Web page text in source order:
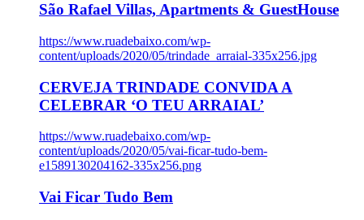
São Rafael Villas, Apartments & GuestHouse
https://www.ruadebaixo.com/wp-
content/uploads/2020/05/trindade_arraial-335x256.jpg
CERVEJA TRINDADE CONVIDA A
CELEBRAR ‘O TEU ARRAIAL’
https://www.ruadebaixo.com/wp-
content/uploads/2020/05/vai-ficar-tudo-bem-
e1589130204162-335x256.png
Vai Ficar Tudo Bem